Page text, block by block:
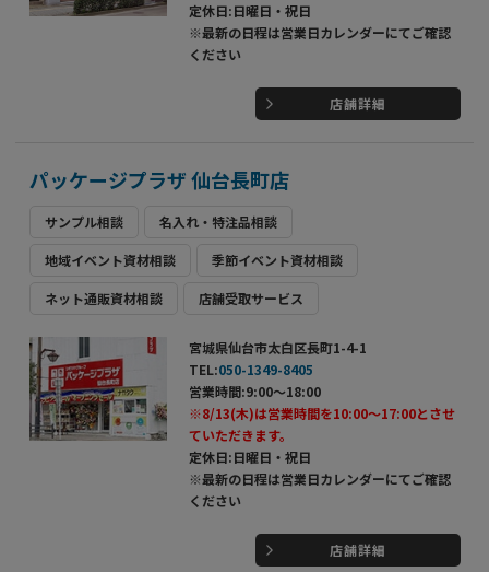
定休日:日曜日・祝日
※最新の日程は営業日カレンダーにてご確認
ください
店舗詳細
パッケージプラザ 仙台長町店
サンプル相談 名入れ・特注品相談
地域イベント資材相談 季節イベント資材相談
ネット通販資材相談 店舗受取サービス
宮城県仙台市太白区長町1-4-1
TEL:050-1349-8405
営業時間:9:00～18:00
※8/13(木)は営業時間を10:00～17:00とさせ
ていただきます。
定休日:日曜日・祝日
※最新の日程は営業日カレンダーにてご確認
ください
店舗詳細